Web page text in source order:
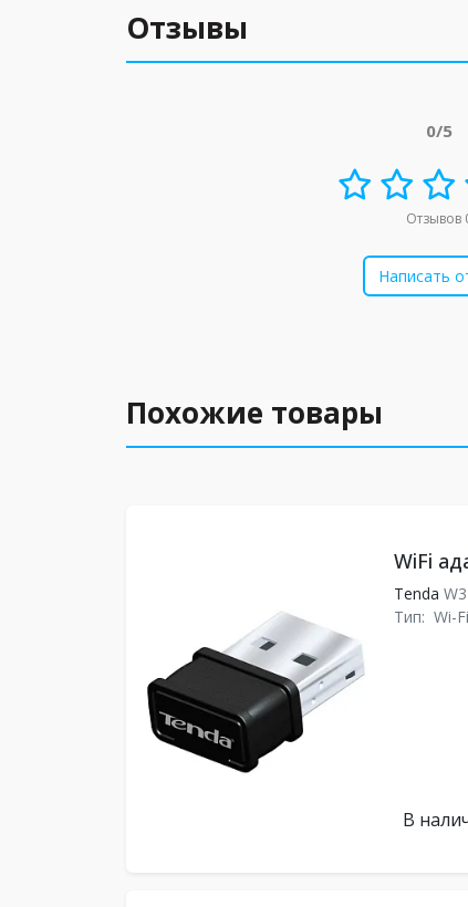
Отзывы
0/5
Отзывов
Написать
Похожие товары
WiFi
Tenda
Тип: Wi-
В